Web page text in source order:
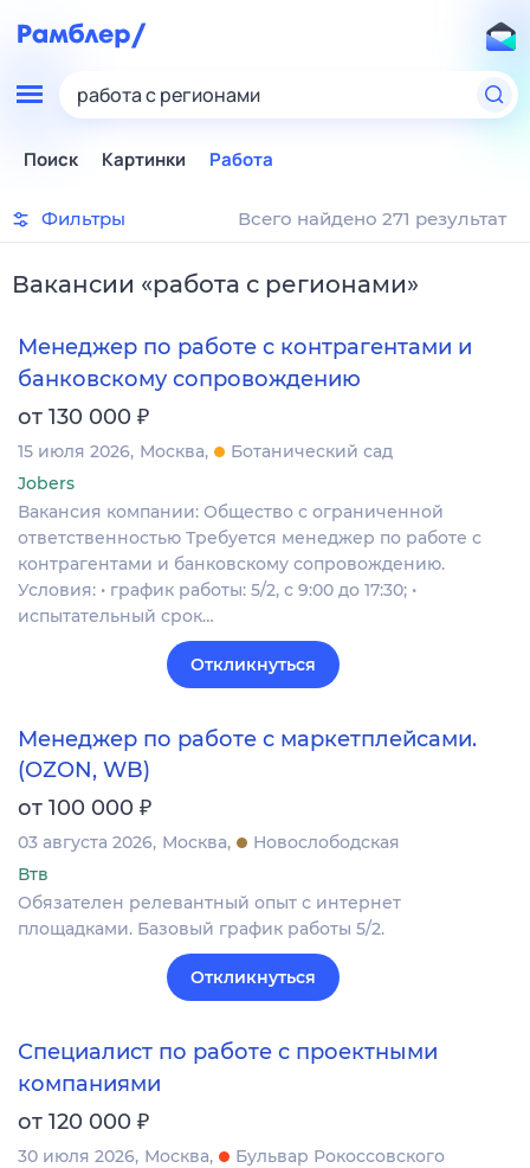
работа с регионами
Поиск Картинки Работа
Фильтры Всего найдено 271 результат
Вакансии «работа с регионами»
Менеджер по работе с контрагентами и
банковскому сопровождению
от 130 000 ₽
15 июля 2026 Москва
Ботанический сад
Jobers
Вакансия компании: Общество с ограниченной
ответственностью Требуется менеджер по работе с
контрагентами и банковскому сопровождению.
Условия: • график работы: 5/2, с 9:00 до 17:30; •
испытательный срок…
Откликнуться
Менеджер по работе с маркетплейсами.
(OZON, WB)
от 100 000 ₽
03 августа 2026 Москва
Новослободская
Втв
Обязателен релевантный опыт с интернет
площадками. Базовый график работы 5/2.
Откликнуться
Специалист по работе с проектными
компаниями
от 120 000 ₽
30 июля 2026 Москва
Бульвар Рокоссовского